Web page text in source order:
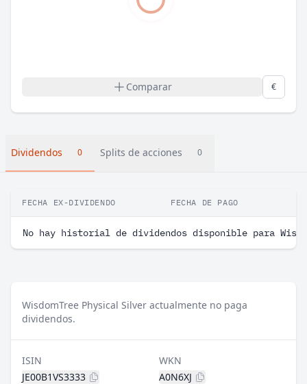
Comparar €
Dividendos 0 Splits de acciones 0
FECHA EX-DIVIDENDO FECHA DE PAGO
No hay historial de dividendos disponible para
WisdomTree Physical Silver actualmente no paga
dividendos.
ISIN
JE00B1VS3333
WKN
A0N6XJ